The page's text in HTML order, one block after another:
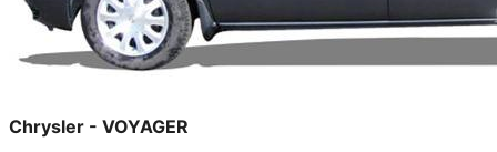
Chrysler - VOYAGER